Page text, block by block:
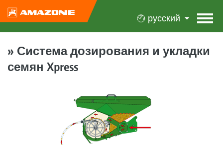
русский
» Система дозирования и укладки
семян Xpress